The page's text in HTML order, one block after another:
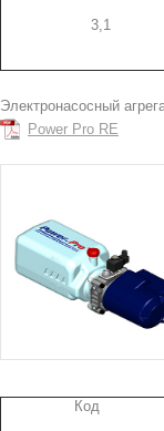
3,1
Электронасосный
Power Pro RE
Код